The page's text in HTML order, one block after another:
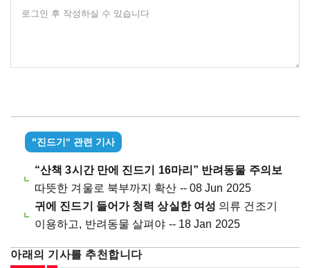
로그인 후 작성하실 수 있습니다
"진드기" 관련 기사
“산책 3시간 만에 진드기 16마리” 반려동물 주의보
따뜻한 겨울로 북부까지 확산 -- 08 Jun 2025
귀에 진드기 들어가 청력 상실한 여성 의류 건조기
이용하고, 반려동물 살펴야 -- 18 Jan 2025
아래의 기사를 추천합니다